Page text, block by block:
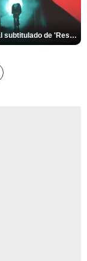
Tráiler oficial subtitulado de 'Resurrection'